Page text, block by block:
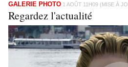
GALERIE PHOTO 1 AOÛT 11H09 (MISE À
Regardez l'actualité